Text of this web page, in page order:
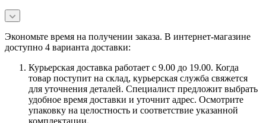
Экономьте время на получении заказа. В интернет-магазине
доступно 4 варианта доставки:
Курьерская доставка работает с 9.00 до 19.00. Когда
товар поступит на склад, курьерская служба свяжется
для уточнения деталей. Специалист предложит выбрать
удобное время доставки и уточнит адрес. Осмотрите
упаковку на целостность и соответствие указанной
комплектации.